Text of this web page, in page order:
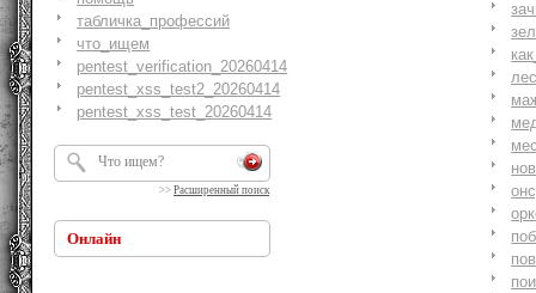
табличка_профессий
что_ищем
pentest_verification_20260414
pentest_xss_test2_20260414
pentest_xss_test_20260414
>> Расширенный поиск
Онлайн